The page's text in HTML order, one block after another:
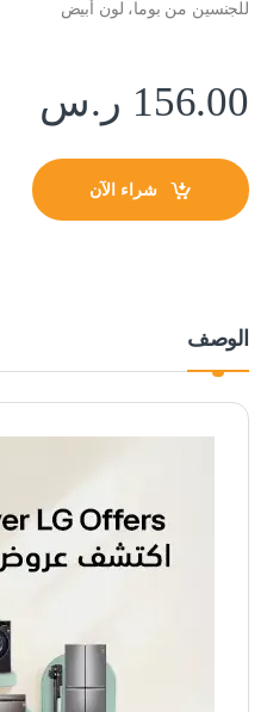
للجنسين من بوما، لون أبيض
156.00 ر.س
شراء الآن
الوصف